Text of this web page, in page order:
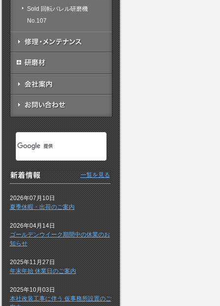
Sold 回転バレル研磨機
No.107
一覧を見る
2026年07月10日
夏季休暇・出荷のご案内
2026年04月14日
ゴールデンウイーク期間中の休業のお
知らせ
2025年11月27日
年末年始 休業日のご案内
2025年10月03日
本社改装工事に伴う 仮事務所設置のご